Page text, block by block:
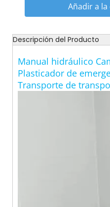
Añadir a la
Descripción del Producto
Manual hidráulico
Plasticador de
Transporte de